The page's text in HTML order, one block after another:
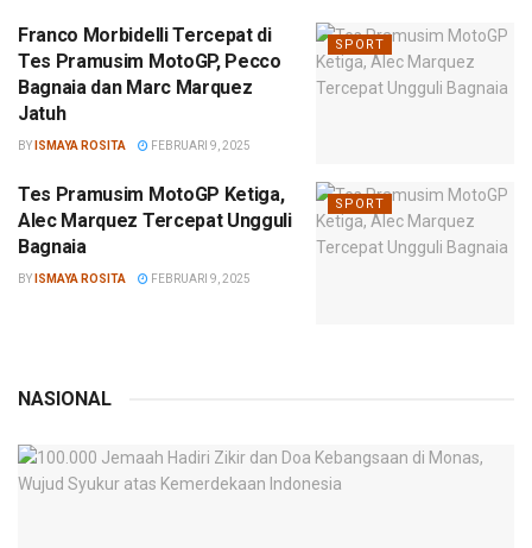
SPORT
Franco Morbidelli Tercepat di
Tes Pramusim MotoGP, Pecco
Bagnaia dan Marc Marquez
Jatuh
BY ISMAYA ROSITA FEBRUARI 9, 2025
SPORT
Tes Pramusim MotoGP Ketiga,
Alec Marquez Tercepat Ungguli
Bagnaia
BY ISMAYA ROSITA FEBRUARI 9, 2025
NASIONAL